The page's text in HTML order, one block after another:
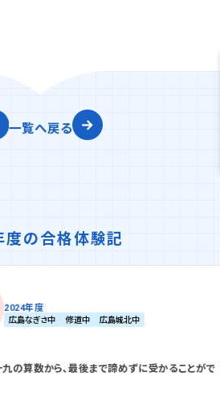
一覧へ戻る
度の合格体験記
さ中 修道中 広島城北中
から、最後まで諦めずに受かることがで